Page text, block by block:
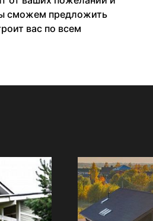
сможем предложить
вас по всем